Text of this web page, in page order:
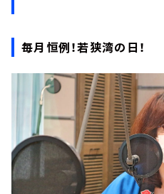
毎月恒例！若狭湾の日！